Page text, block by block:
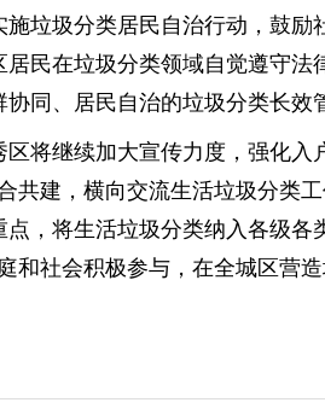
施垃圾分类居民自治行动，鼓励
居民在垃圾分类领域自觉遵守法
同、居民自治的垃圾分类长效
区将继续加大宣传力度，强化入
共建，横向交流生活垃圾分类
，将生活垃圾分类纳入各级各
和社会积极参与，在全城区营